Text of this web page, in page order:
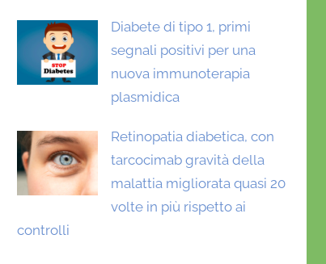
Diabete di tipo 1, primi
segnali positivi per una
nuova immunoterapia
plasmidica
Retinopatia diabetica, con
tarcocimab gravità della
malattia migliorata quasi 20
volte in più rispetto ai
controlli